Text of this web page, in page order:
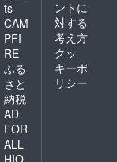
ts
CAM
PFI
RE
ふる
さと
納税
AD
FOR
ALL
HIO
ントに
対する
考え方
クッ
キーポ
リシー